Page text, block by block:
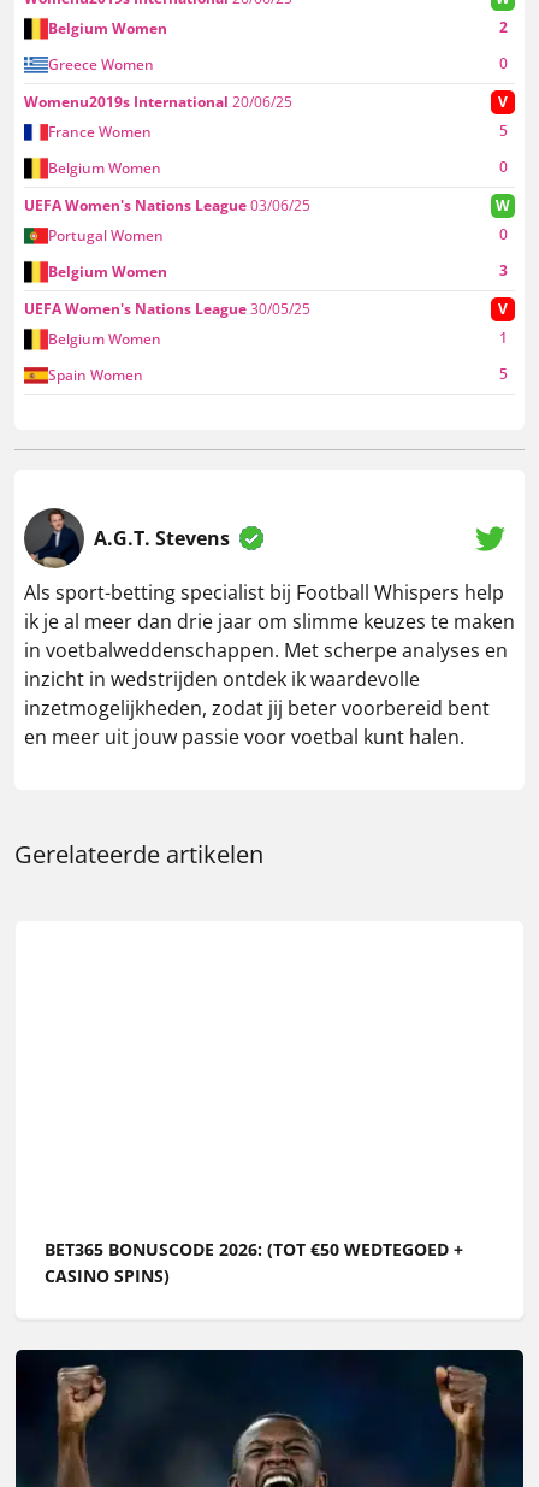
Greece Women 0
Belgium Women 2
Womenu2019s International 20/06/25
V
France Women
5
Belgium Women
0
UEFA Women's Nations League03/06/25
W
Portugal Women
0
Belgium Women
3
UEFA Women's Nations League30/05/25 V
Spain Women 5
Belgium Women 1
A.G.T. Stevens
Als sport-betting specialist bij Football Whispers help
ik je al meer dan drie jaar om slimme keuzes te maken
in voetbalweddenschappen. Met scherpe analyses en
inzicht in wedstrijden ontdek ik waardevolle
inzetmogelijkheden, zodat jij beter voorbereid bent
en meer uit jouw passie voor voetbal kunt halen.
Gerelateerde artikelen
BET365 BONUSCODE 2026: (TOT €50 WEDTEGOED +
CASINO SPINS)